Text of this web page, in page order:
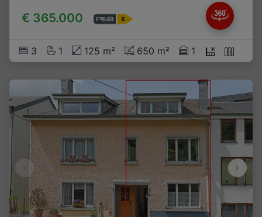
€ 365.000
3 1 125 m² 650 m² 1